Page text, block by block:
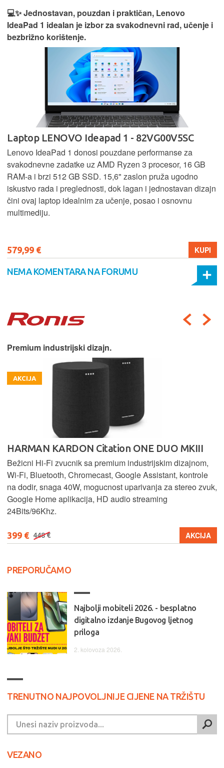
💻✨ Jednostavan, pouzdan i praktičan, Lenovo
IdeaPad 1 idealan je izbor za svakodnevni rad, učenje i
bezbrižno korištenje.
Laptop LENOVO Ideapad 1 - 82VG00V5SC
Lenovo IdeaPad 1 donosi pouzdane performanse za
svakodnevne zadatke uz AMD Ryzen 3 procesor, 16 GB
RAM-a i brzi 512 GB SSD. 15,6" zaslon pruža ugodno
iskustvo rada i preglednosti, dok lagan i jednostavan dizajn
čini ovaj laptop idealnim za učenje, posao i osnovnu
multimediju.
579,99 € KUPI
NEMA KOMENTARA NA FORUMU
Premium industrijski dizajn.
AKCIJA
HARMAN KARDON Citation ONE DUO MKIII
Bežicni Hi-Fi zvucnik sa premium industrijskim dizajnom,
Wi-Fi, Bluetooth, Chromecast, Google Assistant, kontrole
na dodir, snaga 40W, mogucnost uparivanja za stereo zvuk,
Google Home aplikacija, HD audio streaming
24Bits/96Khz.
399 € 448 € AKCIJA
PREPORUČAMO
Najbolji mobiteli 2026. - besplatno
digitalno izdanje Bugovog ljetnog
priloga
2. kolovoza 2026.
TRENUTNO NAJPOVOLJNIJE CIJENE NA TRŽIŠTU
VEZANO